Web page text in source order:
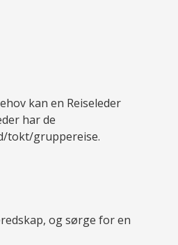
kan en Reiseleder
har de
tokt/gruppereise.
og sørge for en